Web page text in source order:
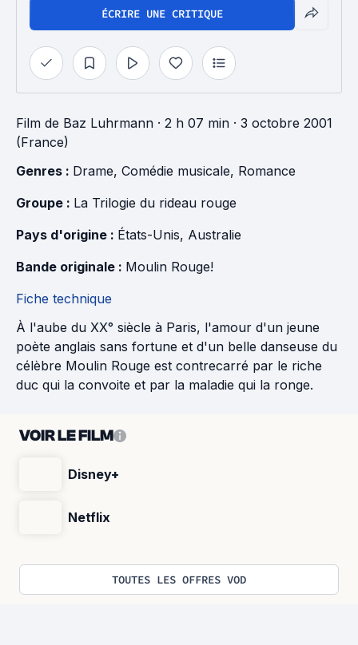
ÉCRIRE UNE CRITIQUE
Film de Baz Luhrmann · 2 h 07 min · 3 octobre 2001
(France)
Genres : Drame, Comédie musicale, Romance
Groupe : La Trilogie du rideau rouge
Pays d'origine : États-Unis, Australie
Bande originale : Moulin Rouge!
Fiche technique
À l'aube du XX° siècle à Paris, l'amour d'un jeune
poète anglais sans fortune et d'un belle danseuse du
célèbre Moulin Rouge est contrecarré par le riche
duc qui la convoite et par la maladie qui la ronge.
VOIR LE FILM
Disney+
Netflix
TOUTES LES OFFRES VOD